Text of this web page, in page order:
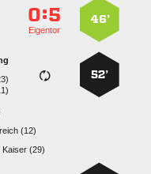
46’
:
Eigentor
52’

